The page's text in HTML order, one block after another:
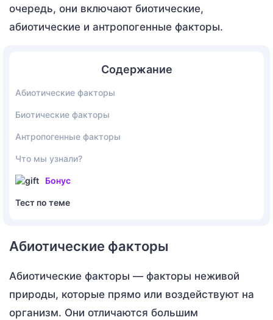
очередь, они включают биотические,
абиотические и антропогенные факторы.
Содержание
Абиотические факторы
Биотические факторы
Антропогенные факторы
Что мы узнали?
Бонус
Тест по теме
Абиотические факторы
Абиотические факторы — факторы неживой
природы, которые прямо или воздействуют на
организм. Они отличаются большим